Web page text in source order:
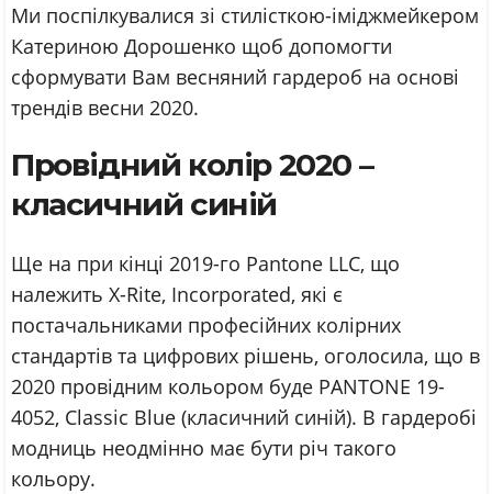
Ми поспілкувалися зі стилісткою-іміджмейкером
Катериною Дорошенко щоб допомогти
сформувати Вам весняний гардероб на основі
трендів весни 2020.
Провідний колір 2020 –
класичний синій
Ще на при кінці 2019-го Pantone LLC, що
належить X-Rite, Incorporated, які є
постачальниками професійних колірних
стандартів та цифрових рішень, оголосила, що в
2020 провідним кольором буде PANTONE 19-
4052, Classic Blue (класичний синій). В гардеробі
модниць неодмінно має бути річ такого
кольору.